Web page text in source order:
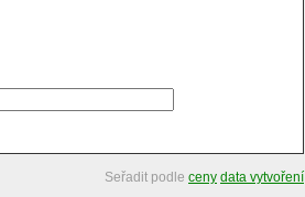
Seřadit podle ceny data vytvoření